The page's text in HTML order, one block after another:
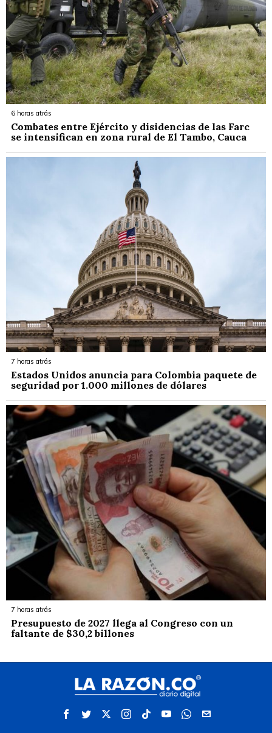
6 horas atrás
Combates entre Ejército y disidencias de las Farc
se intensifican en zona rural de El Tambo, Cauca
7 horas atrás
Estados Unidos anuncia para Colombia paquete de
seguridad por 1.000 millones de dólares
7 horas atrás
Presupuesto de 2027 llega al Congreso con un
faltante de $30,2 billones